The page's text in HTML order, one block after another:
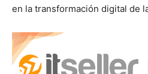
en la transformación digital de